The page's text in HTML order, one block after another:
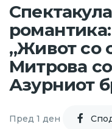
„Живот со
Митрова
Азурниот
Пред 1 ден